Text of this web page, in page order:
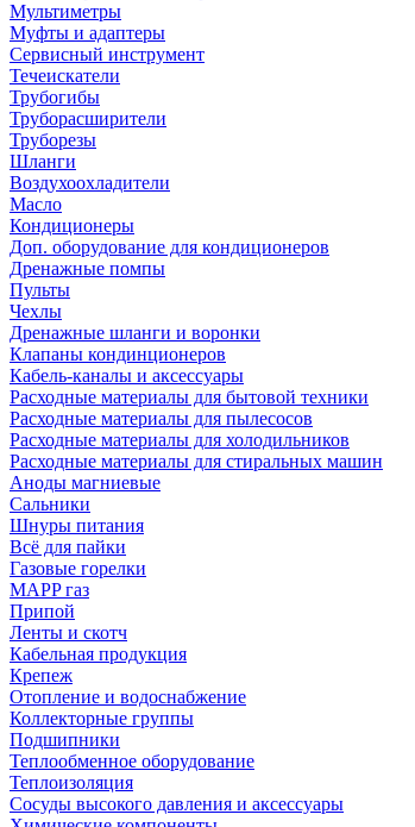
Мультиметры
Муфты и адаптеры
Сервисный инструмент
Течеискатели
Трубогибы
Труборасширители
Труборезы
Шланги
Воздухоохладители
Масло
Кондиционеры
Доп. оборудование для кондиционеров
Дренажные помпы
Пульты
Чехлы
Дренажные шланги и воронки
Клапаны кондинционеров
Кабель-каналы и аксессуары
Расходные материалы для бытовой техники
Расходные материалы для пылесосов
Расходные материалы для холодильников
Расходные материалы для стиральных машин
Аноды магниевые
Сальники
Шнуры питания
Всё для пайки
Газовые горелки
MAPP газ
Припой
Ленты и скотч
Кабельная продукция
Крепеж
Отопление и водоснабжение
Коллекторные группы
Подшипники
Теплообменное оборудование
Теплоизоляция
Сосуды высокого давления и аксессуары